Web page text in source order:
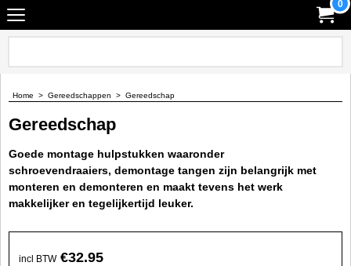
0
Home > Gereedschappen > Gereedschap
Gereedschap
Goede montage hulpstukken waaronder
schroevendraaiers, demontage tangen zijn belangrijk met
monteren en demonteren en maakt tevens het werk
makkelijker en tegelijkertijd leuker.
incl BTW €32.95